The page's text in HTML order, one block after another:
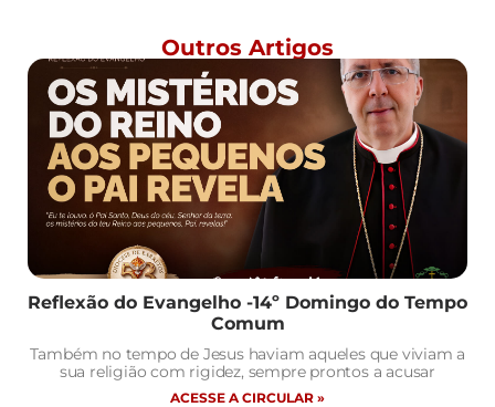
Outros Artigos
Reflexão do Evangelho -14º Domingo do Tempo
Comum
Também no tempo de Jesus haviam aqueles que viviam a
sua religião com rigidez, sempre prontos a acusar
ACESSE A CIRCULAR »